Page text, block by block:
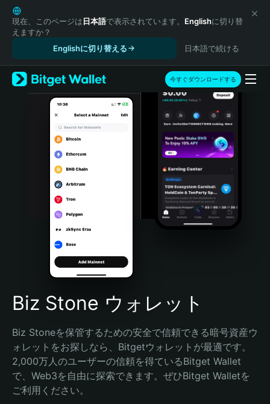
English
日本語
Tiếng Việt
Español (Latinoamérica)
Türkçe
Italiano
Português (Portugal)
Bahasa Indonesia
Português (Brasil)
Español (Argentina)
現在、このページは日本語で表示されています。 Englishに切り替
えますか？
Englishに切り替える
日本語で続ける
今すぐダウンロードする
Biz Stone ウォレット
Biz Stoneを保管するための安全で信頼できる暗号資産ウ
ォレットをお探しなら、Bitgetウォレットが最適です。
2,000万人のユーザーの信頼を得ているBitget Wallet
で、Web3を自由に探索できます。ぜひBitget Walletを
ご利用ください。